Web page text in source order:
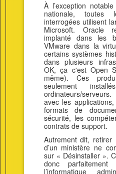
À l’exception
nationale, toutes
interrogées utilisent
Microsoft. Oracle
implanté dans les
VMware dans la
certains systèmes
dans plusieurs
OK, ça c'est Open
même). Ces
seulement
ordinateurs/
avec les
formats de
sécurité, les
contrats de support.
Autrement dit, retirer
d’un ministère ne
sur « Désinstaller ».
donc parfaitement
l’informatique